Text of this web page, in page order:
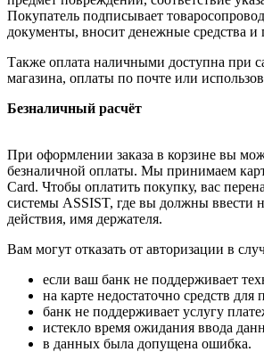
Покупатель подписывает
документы, вносит денежные средства и
Также оплата наличными доступна при
магазина, оплаты по почте или
Безналичный расчёт
При оформлении заказа в корзине вы
безналичной оплаты. Мы принимаем
Card. Чтобы оплатить покупку, вас
системы ASSIST, где вы должны ввести
действия, имя держателя.
Вам могут отказать от авторизации в
если ваш банк не поддерживает
на карте недостаточно средств для
банк не поддерживает услугу
истекло время ожидания ввода
в данных была допущена ошибка.